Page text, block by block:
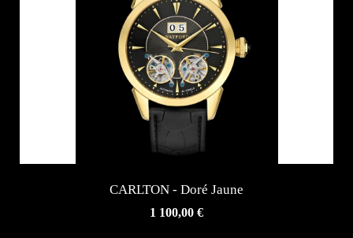
AJOUTER AU PANIER
CARLTON - Doré Jaune
1 100,00 €